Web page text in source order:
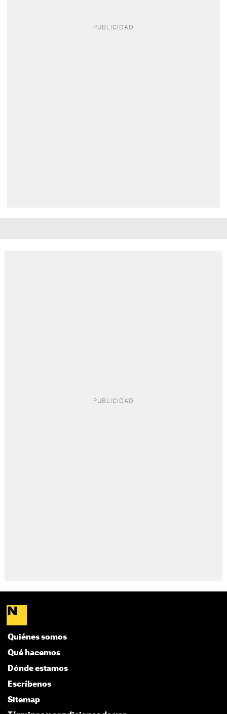
Quiénes somos
Qué hacemos
Dónde estamos
Escríbenos
Sitemap